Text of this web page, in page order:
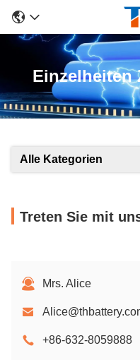
Einzelheiten
Alle Kategorien
Treten Sie mit
Mrs. Alice
+86-632-8059888